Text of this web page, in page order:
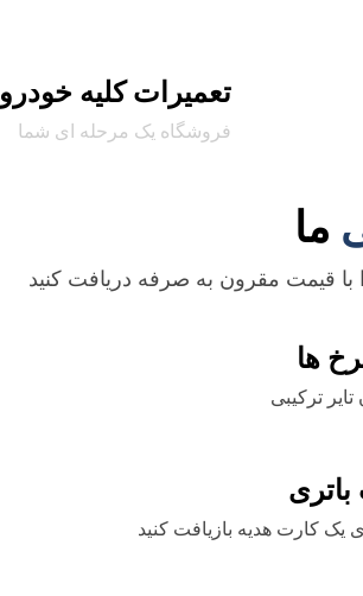
تعمیرات کلیه خودرو
فروشگاه یک مرحله ای شما
ما
با قیمت مقرون به صرفه دریافت کنید
ها
ترکیبی
یک کارت هدیه بازیافت کنید